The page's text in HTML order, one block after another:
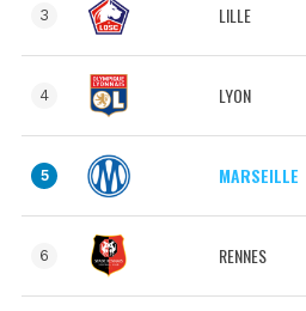
3 LILLE
4 LYON
5 MARSEILLE
6 RENNES